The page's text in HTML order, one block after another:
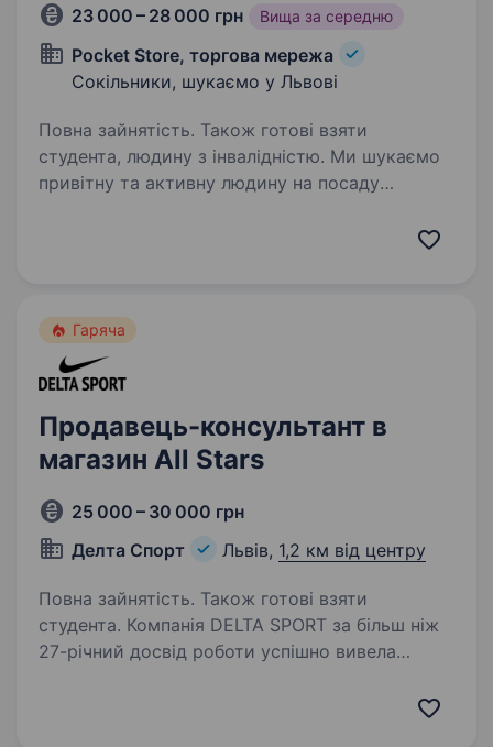
23 000 – 28 000 грн Вища за середню
Pocket Store, торгова мережа
Сокільники, шукаємо у Львові
Повна зайнятість. Також готові взяти
студента, людину з інвалідністю. Ми шукаємо
привітну та активну людину на посаду
смартфонів. Досвід роботи не обов’язковий —
найважливіший…
Гаряча
Продавець-консультант в
магазин All Stars
25 000 – 30 000 грн
Делта Спорт
Львів, 1,2 км від центру
Повна зайнятість. Також готові взяти
студента. Компанія DELTA SPORT за більш ніж
27-річний досвід роботи успішно вивела
у сегменті sport та fashion. Сьогодні в нашому